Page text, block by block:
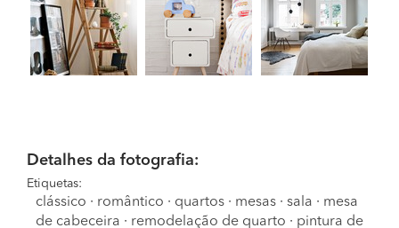
Detalhes da fotografia:
Etiquetas:
clássico · romântico · quartos · mesas · sala · mesa
de cabeceira · remodelação de quarto · pintura de